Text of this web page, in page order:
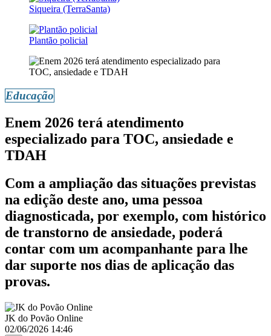
Siqueira (TerraSanta)
Plantão policial
Educação
Enem 2026 terá atendimento
especializado para TOC, ansiedade e
TDAH
Com a ampliação das situações previstas
na edição deste ano, uma pessoa
diagnosticada, por exemplo, com histórico
de transtorno de ansiedade, poderá
contar com um acompanhante para lhe
dar suporte nos dias de aplicação das
provas.
JK do Povão Online
02/06/2026 14:46